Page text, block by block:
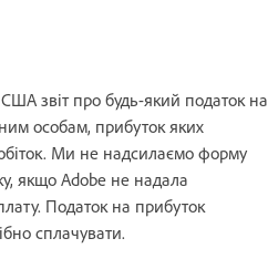
звіт про будь-який податок на
особам, прибуток яких
Ми не надсилаємо форму
якщо Adobe не надала
Податок на прибуток
сплачувати.